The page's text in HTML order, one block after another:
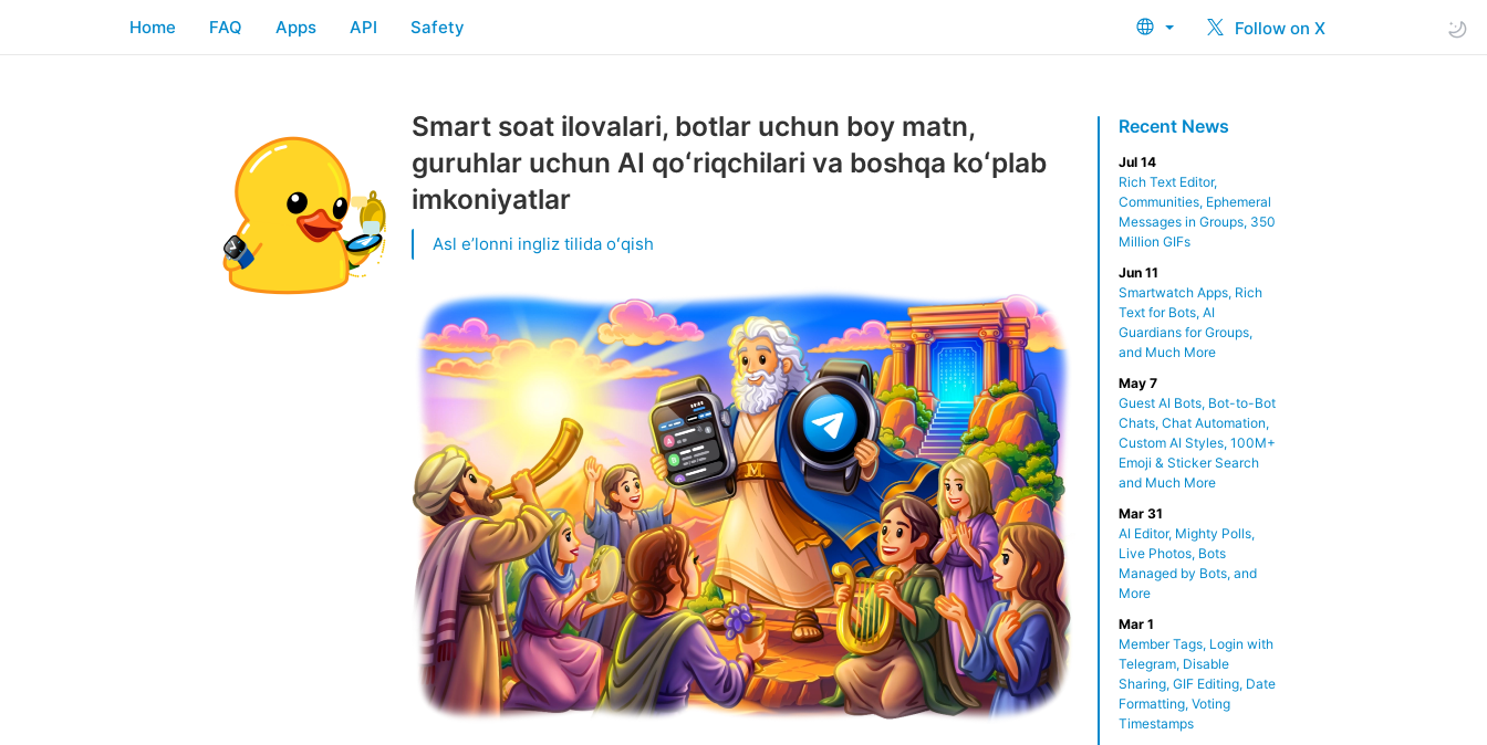
Follow on X
Home FAQ Apps API Safety
Recent News
Jul 14
Rich Text Editor,
Communities, Ephemeral
Messages in Groups, 350
Million GIFs
Jun 11
Smartwatch Apps, Rich
Text for Bots, AI
Guardians for Groups,
and Much More
May 7
Guest AI Bots, Bot-to-Bot
Chats, Chat Automation,
Custom AI Styles, 100M+
Emoji & Sticker Search
and Much More
Mar 31
AI Editor, Mighty Polls,
Live Photos, Bots
Managed by Bots, and
More
Mar 1
Member Tags, Login with
Telegram, Disable
Sharing, GIF Editing, Date
Formatting, Voting
Timestamps
Smart soat ilovalari, botlar uchun boy matn,
guruhlar uchun AI qoʻriqchilari va boshqa koʻplab
imkoniyatlar
Asl eʼlonni ingliz tilida oʻqish